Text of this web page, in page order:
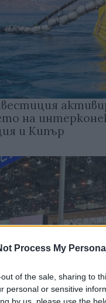
Process My
of the sale, sharing to
personal or sensitive
by us, please use the
на
и Кипър